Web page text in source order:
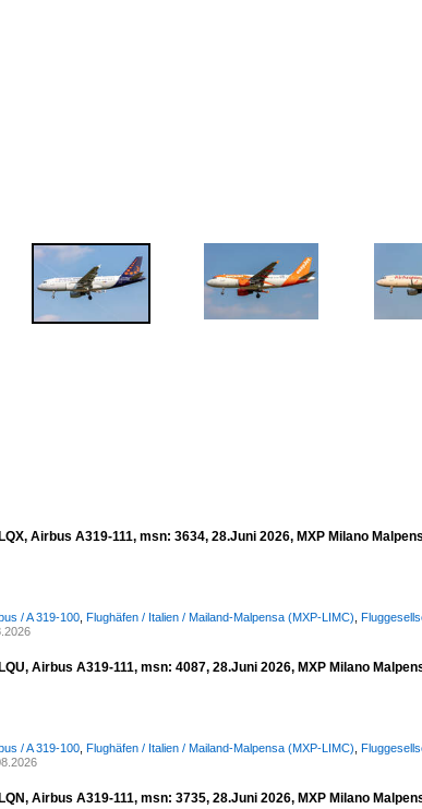
Airbus A319-111, msn: 3634, 28.Juni 2026, MXP Milano
/ A 319-100 Flughäfen / Italien / Mailand-Malpensa (MXP-LIMC)
Airbus A319-111, msn: 4087, 28.Juni 2026, MXP Milano
/ A 319-100 Flughäfen / Italien / Mailand-Malpensa (MXP-LIMC)
Airbus A319-111, msn: 3735, 28.Juni 2026, MXP Milano